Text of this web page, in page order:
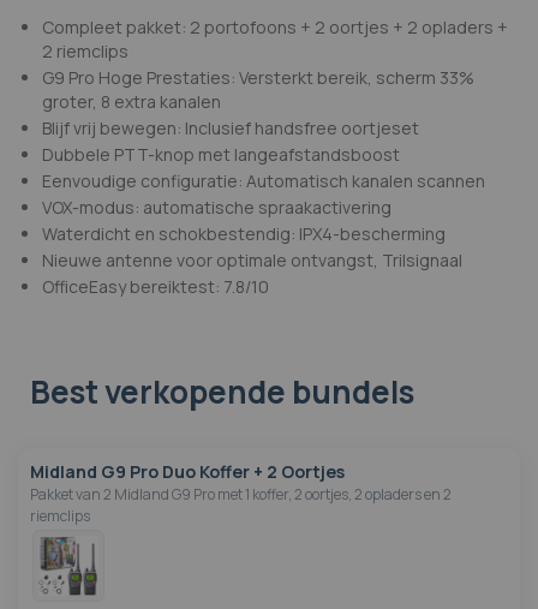
Compleet pakket: 2 portofoons + 2 oortjes + 2 opladers +
2 riemclips
G9 Pro Hoge Prestaties: Versterkt bereik, scherm 33%
groter, 8 extra kanalen
Blijf vrij bewegen: Inclusief handsfree oortjeset
Dubbele PTT-knop met langeafstandsboost
Eenvoudige configuratie: Automatisch kanalen scannen
VOX-modus: automatische spraakactivering
Waterdicht en schokbestendig: IPX4-bescherming
Nieuwe antenne voor optimale ontvangst, Trilsignaal
OfficeEasy bereiktest: 7.8/10
Best verkopende bundels
Midland G9 Pro Duo Koffer + 2 Oortjes
Pakket van 2 Midland G9 Pro met 1 koffer, 2 oortjes, 2 opladers en 2
riemclips